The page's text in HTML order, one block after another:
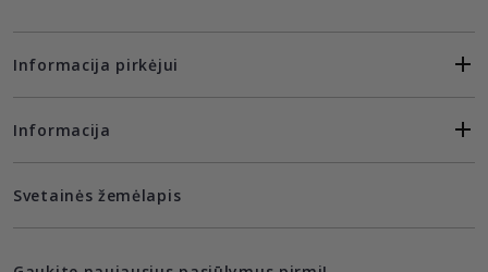
Informacija pirkėjui
Informacija
Svetainės žemėlapis